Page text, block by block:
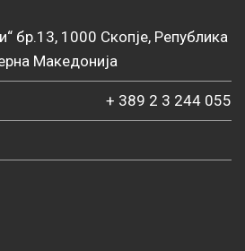
бр.13, 1000 Скопје, Република
Македонија
+ 389 2 3 244 055